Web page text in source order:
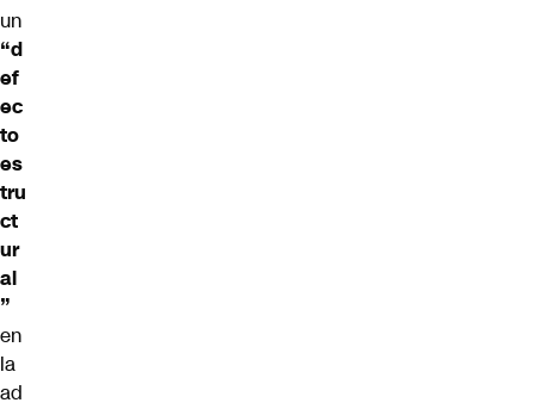
un
“d
ef
ec
to
es
tru
ct
ur
al
”
en
la
ad